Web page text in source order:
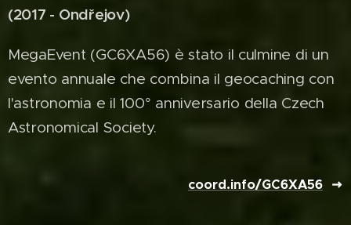
(2017 - Ondřejov)
MegaEvent (GC6XA56) è stato il culmine di un
evento annuale che combina il geocaching con
l'astronomia e il 100° anniversario della Czech
Astronomical Society.
coord.info/GC6XA56